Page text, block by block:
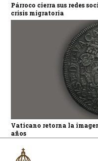
Párroco cierra sus redes
crisis migratoria
Vaticano retorna la
años